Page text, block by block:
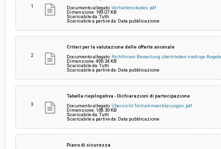
Pubblicata da:
Responsabile fase di programmazione: Helga Plankensteiner
Responsabile fase di esecuzione: Helga Plankensteiner
1
Documento allegato:Verhaltenskodex.pdf
Dimensione: 199.07 KB
Scaricabile da: Tutti
Scaricabile a partire da: Data pubblicazione
2
Criteri per la valutazione delle offerte anomale
Documento allegato: Richtlinien Bewertung übertrieben niedrige
Dimensione: 496.34 KB
Scaricabile da: Tutti
Scaricabile a partire da: Data pubblicazione
3
Tabella riepilogativa - Dichiarazioni di partecipazione
Documento allegato: Übersicht Teilnahmeerklärungen.pdf
Dimensione: 168.39 KB
Scaricabile da: Tutti
Scaricabile a partire da: Data pubblicazione
Piano di sicurezza